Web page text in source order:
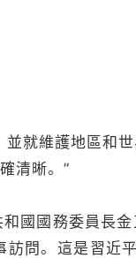
就維護地區和世
清晰。”
國國務委員長金
問。這是習近